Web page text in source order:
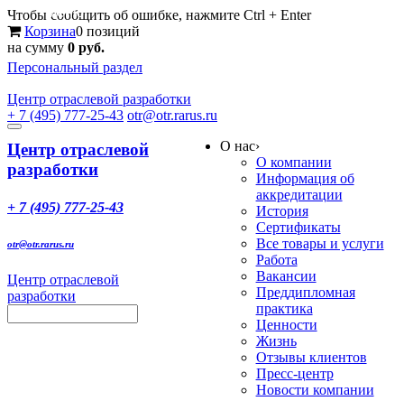
Чтобы сообщить об ошибке, нажмите Ctrl + Enter
Корзина0 позиций
на сумму 0 руб.
Персональный раздел
Центр отраслевой разработки
+ 7 (495) 777-25-43 otr@otr.rarus.ru
Toggle
navigation
Меню
Центр отраслевой
разработки
+ 7 (495) 777-25-43
otr@otr.rarus.ru
Центр отраслевой
разработки
О нас›
О компании
Информация об
аккредитации
История
Сертификаты
Все товары и услуги
Работа
Вакансии
Преддипломная
практика
Ценности
Жизнь
Отзывы клиентов
Пресс-центр
Новости компании